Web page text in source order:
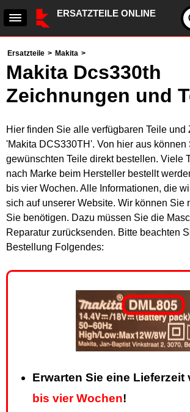
ERSATZTEILE ONLINE
Ersatzteile > Makita >
Makita Dcs330th
Zeichnungen und
Hier finden Sie alle verfügbaren Teile und
'Makita DCS330TH'. Von hier aus können
gewünschten Teile direkt bestellen. Viele
nach Marke beim Hersteller bestellt
bis vier Wochen. Alle Informationen, die
sich auf unserer Website. Wir können Sie
Sie benötigen. Dazu müssen Sie die
Reparatur zurücksenden. Bitte beachten
Bestellung Folgendes:
Erwarten Sie eine Lieferzeit
bis vier Wochen!